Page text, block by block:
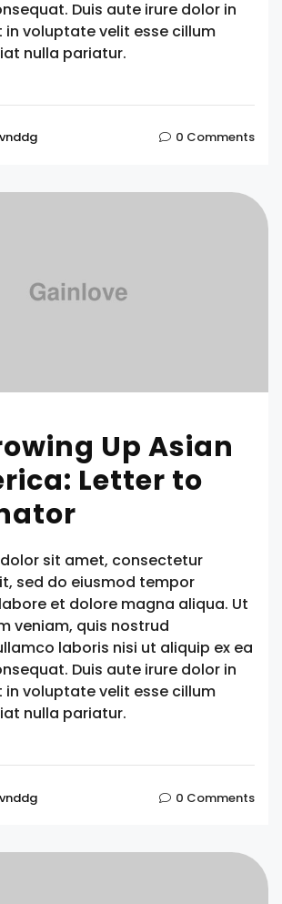
Duis aute irure dolor in
in voluptate velit esse cillum
nulla pariatur.
0 Comments
Up Asian
Letter to
sit amet, consectetur
sed do eiusmod tempor
et dolore magna aliqua. Ut
veniam, quis nostrud
laboris nisi ut aliquip ex ea
Duis aute irure dolor in
in voluptate velit esse cillum
nulla pariatur.
0 Comments